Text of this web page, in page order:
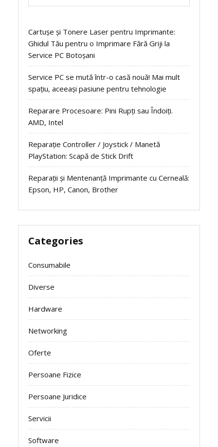
Cartușe și Tonere Laser pentru Imprimante:
Ghidul Tău pentru o Imprimare Fără Griji la
Service PC Botoșani
Service PC se mută într-o casă nouă! Mai mult
spațiu, aceeași pasiune pentru tehnologie
Reparare Procesoare: Pini Rupți sau Îndoiți.
AMD, Intel
Reparație Controller / Joystick / Manetă
PlayStation: Scapă de Stick Drift
Reparații și Mentenanță Imprimante cu Cerneală:
Epson, HP, Canon, Brother
Categories
Consumabile
Diverse
Hardware
Networking
Oferte
Persoane Fizice
Persoane Juridice
Servicii
Software